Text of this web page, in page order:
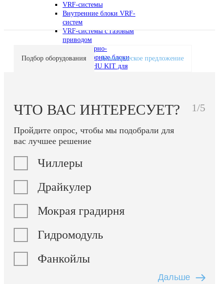
VRF-системы
Внутренние блоки VRF-
систем
VRF-системы с газовым
приводом
Компрессорно-
конденсаторные блоки
Модули AHU KIT для
Центральные
Компактные
вентиляционные
Приточно-вытяжные
установки с рекуперацией
Узлы обвязки
рекуператоров
Панели лучистого
обогрева
Воздушные отопительные
Подбор оборудования Коммерческое предложение
ЧТО ВАС ИНТЕРЕСУЕТ?
Пройдите опрос, чтобы мы подобрали для
вас лучшее решение
1/5
Чиллеры
Гидромодуль
Драйкулер
Фанкойлы
Мокрая градирня